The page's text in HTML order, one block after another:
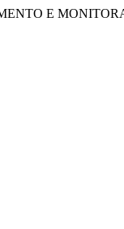
E